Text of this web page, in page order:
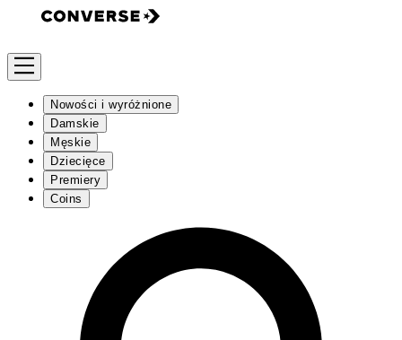
Nowości i wyróżnione
Damskie
Męskie
Dziecięce
Premiery
Coins